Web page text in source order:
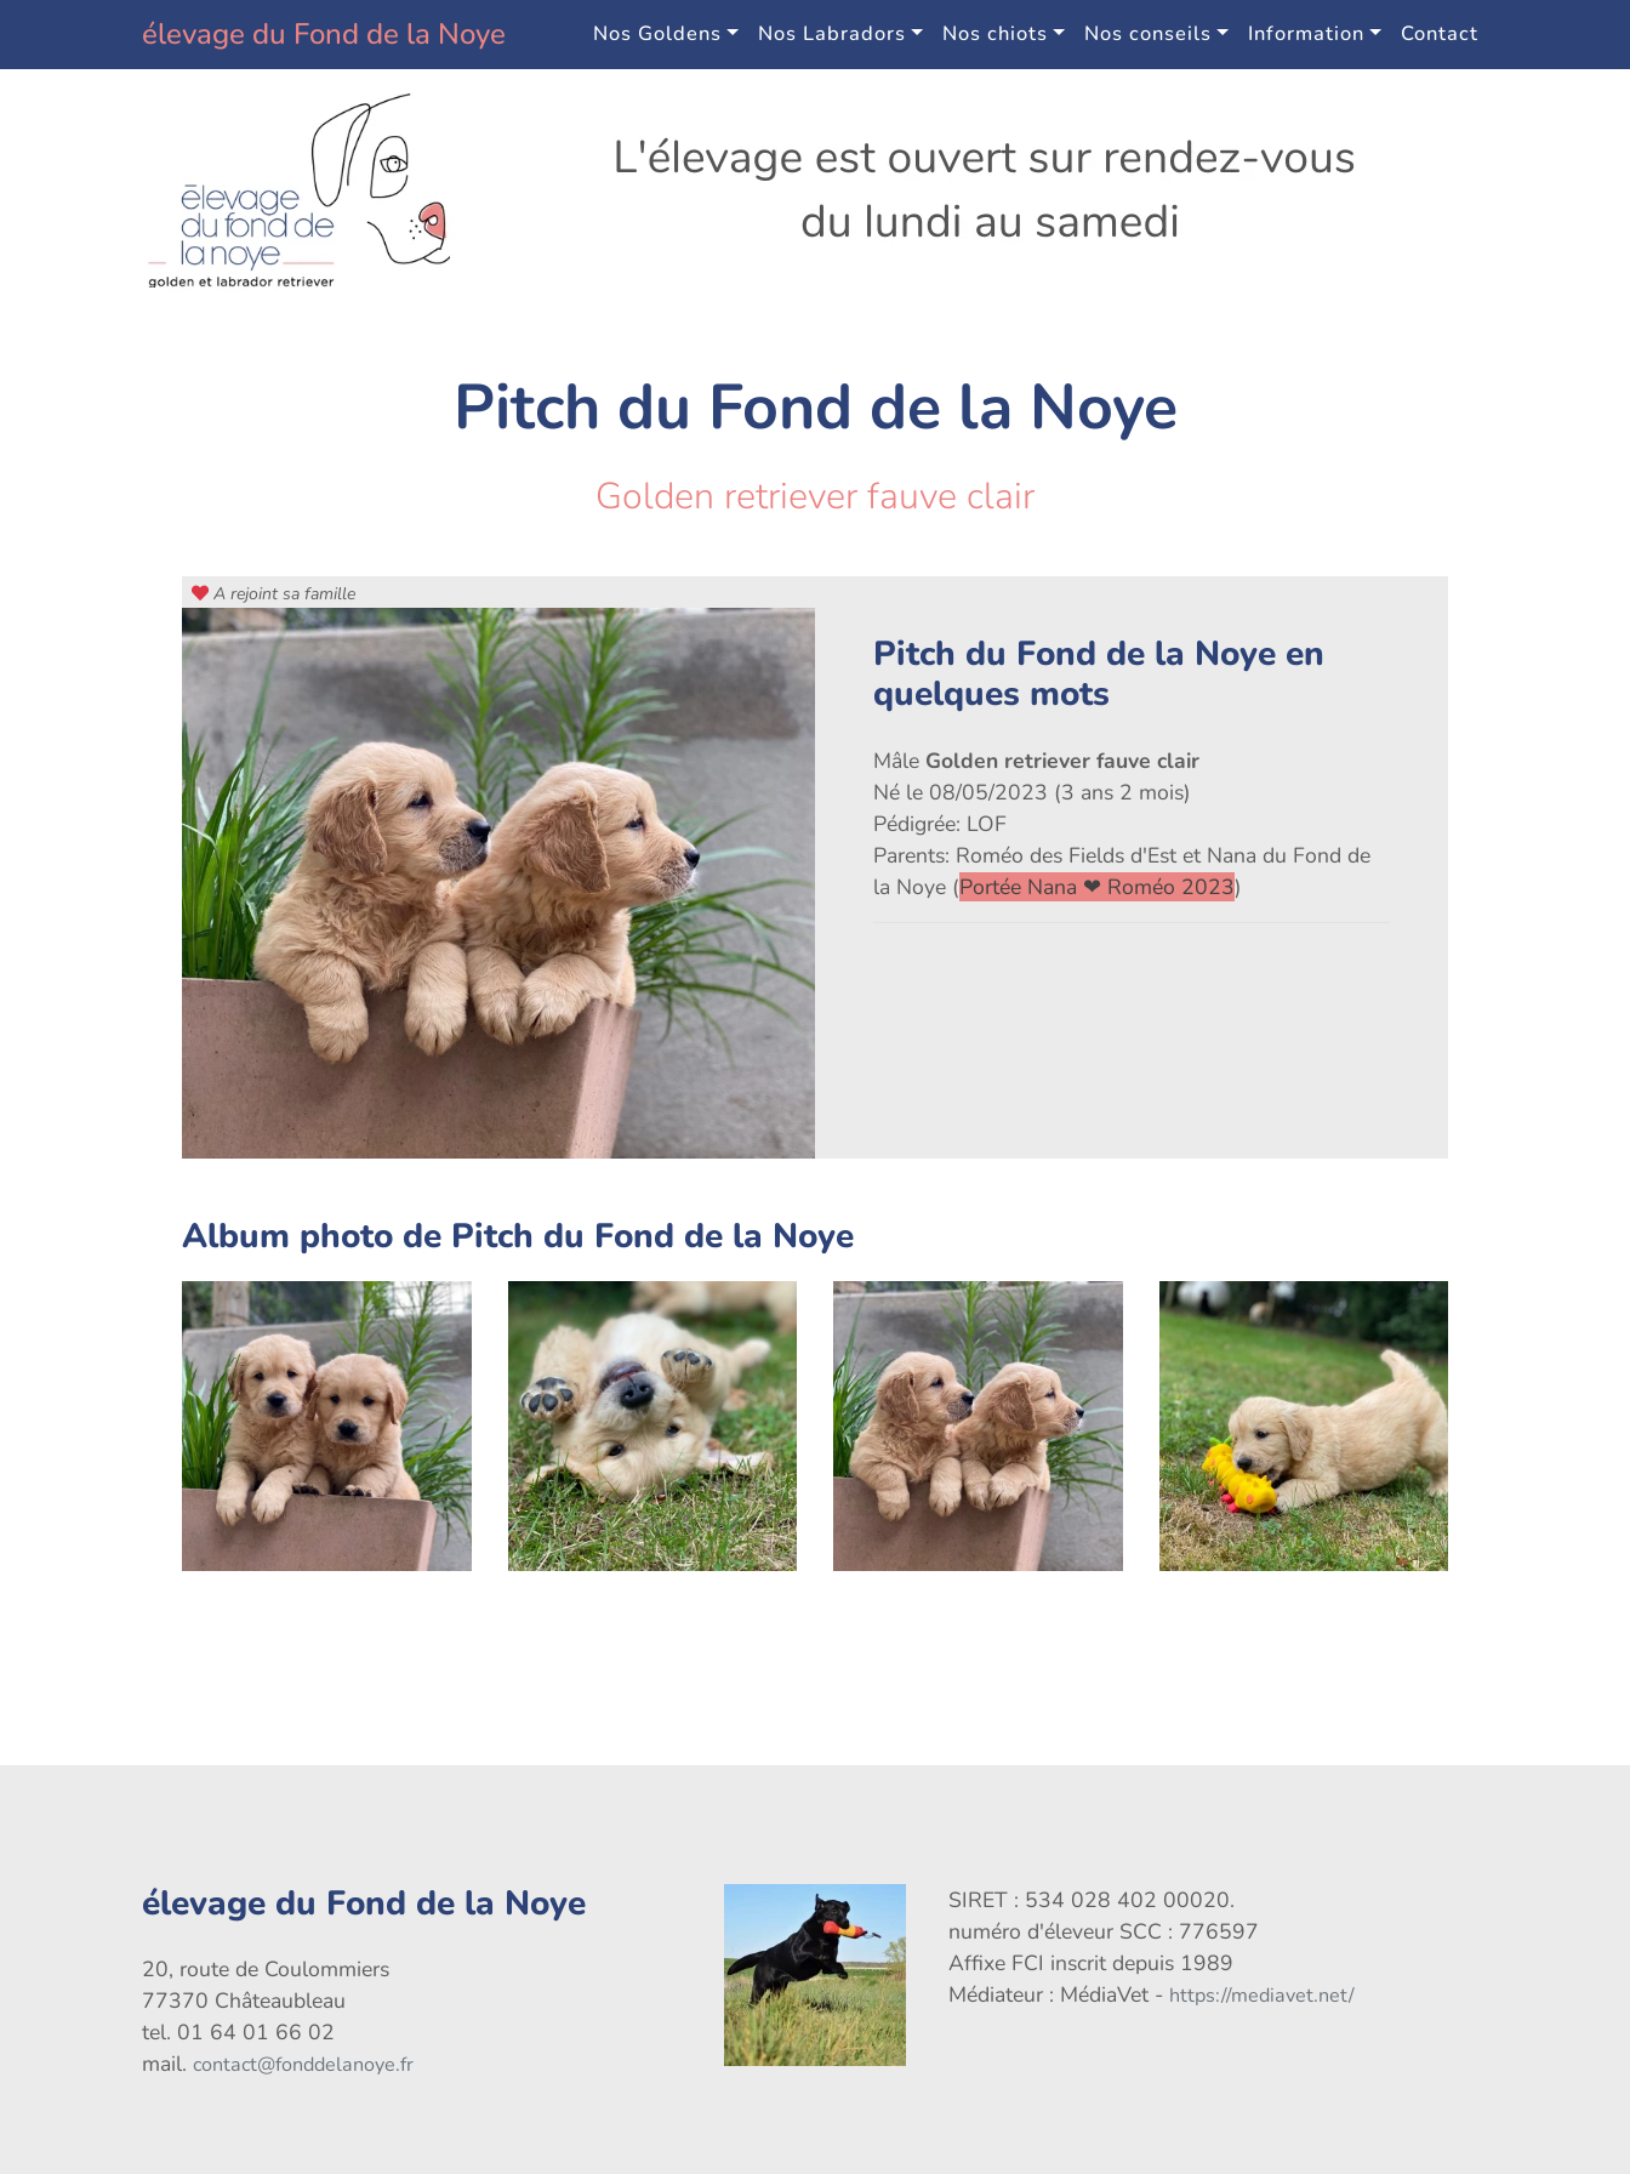
élevage du Fond de la Noye Nos Goldens Nos Labradors Nos chiots Nos conseils Information Contact
Pitch du Fond de la Noye
Golden retriever fauve clair
A rejoint sa famille
Pitch du Fond de la Noye en
quelques mots
Mâle Golden retriever fauve clair
Né le 08/05/2023 (3 ans 2 mois)
Pédigrée: LOF
Parents: Roméo des Fields d'Est et Nana du Fond de
la Noye (Portée Nana ❤ Roméo 2023)
Album photo de Pitch du Fond de la Noye
élevage du Fond de la Noye
20, route de Coulommiers
77370 Châteaubleau
tel. 01 64 01 66 02
mail. contact@fonddelanoye.fr
SIRET : 534 028 402 00020.
numéro d'éleveur SCC : 776597
Affixe FCI inscrit depuis 1989
Médiateur : MédiaVet - https://mediavet.net/